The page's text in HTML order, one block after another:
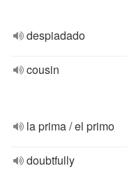
despiadado
cousin
la prima / el primo
doubtfully